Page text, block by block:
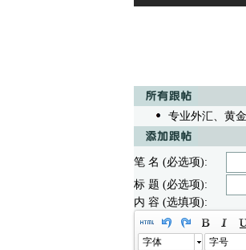
专业外汇、黄
笔 名 (必选项):
标 题 (必选项):
内 容 (选填项):
字体 字号